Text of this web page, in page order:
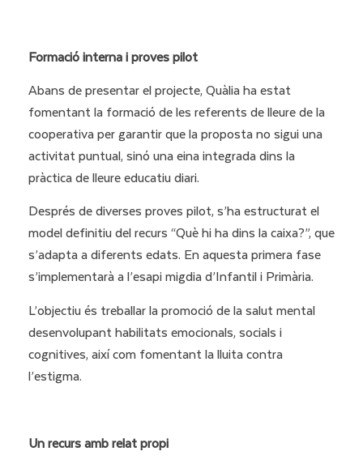
Formació interna i proves pilot
Abans de presentar el projecte, Quàlia ha estat
fomentant la formació de les referents de lleure de la
cooperativa per garantir que la proposta no sigui una
activitat puntual, sinó una eina integrada dins la
pràctica de lleure educatiu diari.
Després de diverses proves pilot, s’ha estructurat el
model definitiu del recurs “Què hi ha dins la caixa?”, que
s’adapta a diferents edats. En aquesta primera fase
s’implementarà a l’esapi migdia d’Infantil i Primària.
L’objectiu és treballar la promoció de la salut mental
desenvolupant habilitats emocionals, socials i
cognitives, així com fomentant la lluita contra
l’estigma.
Un recurs amb relat propi